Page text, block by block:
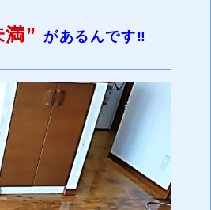
” があるんです‼